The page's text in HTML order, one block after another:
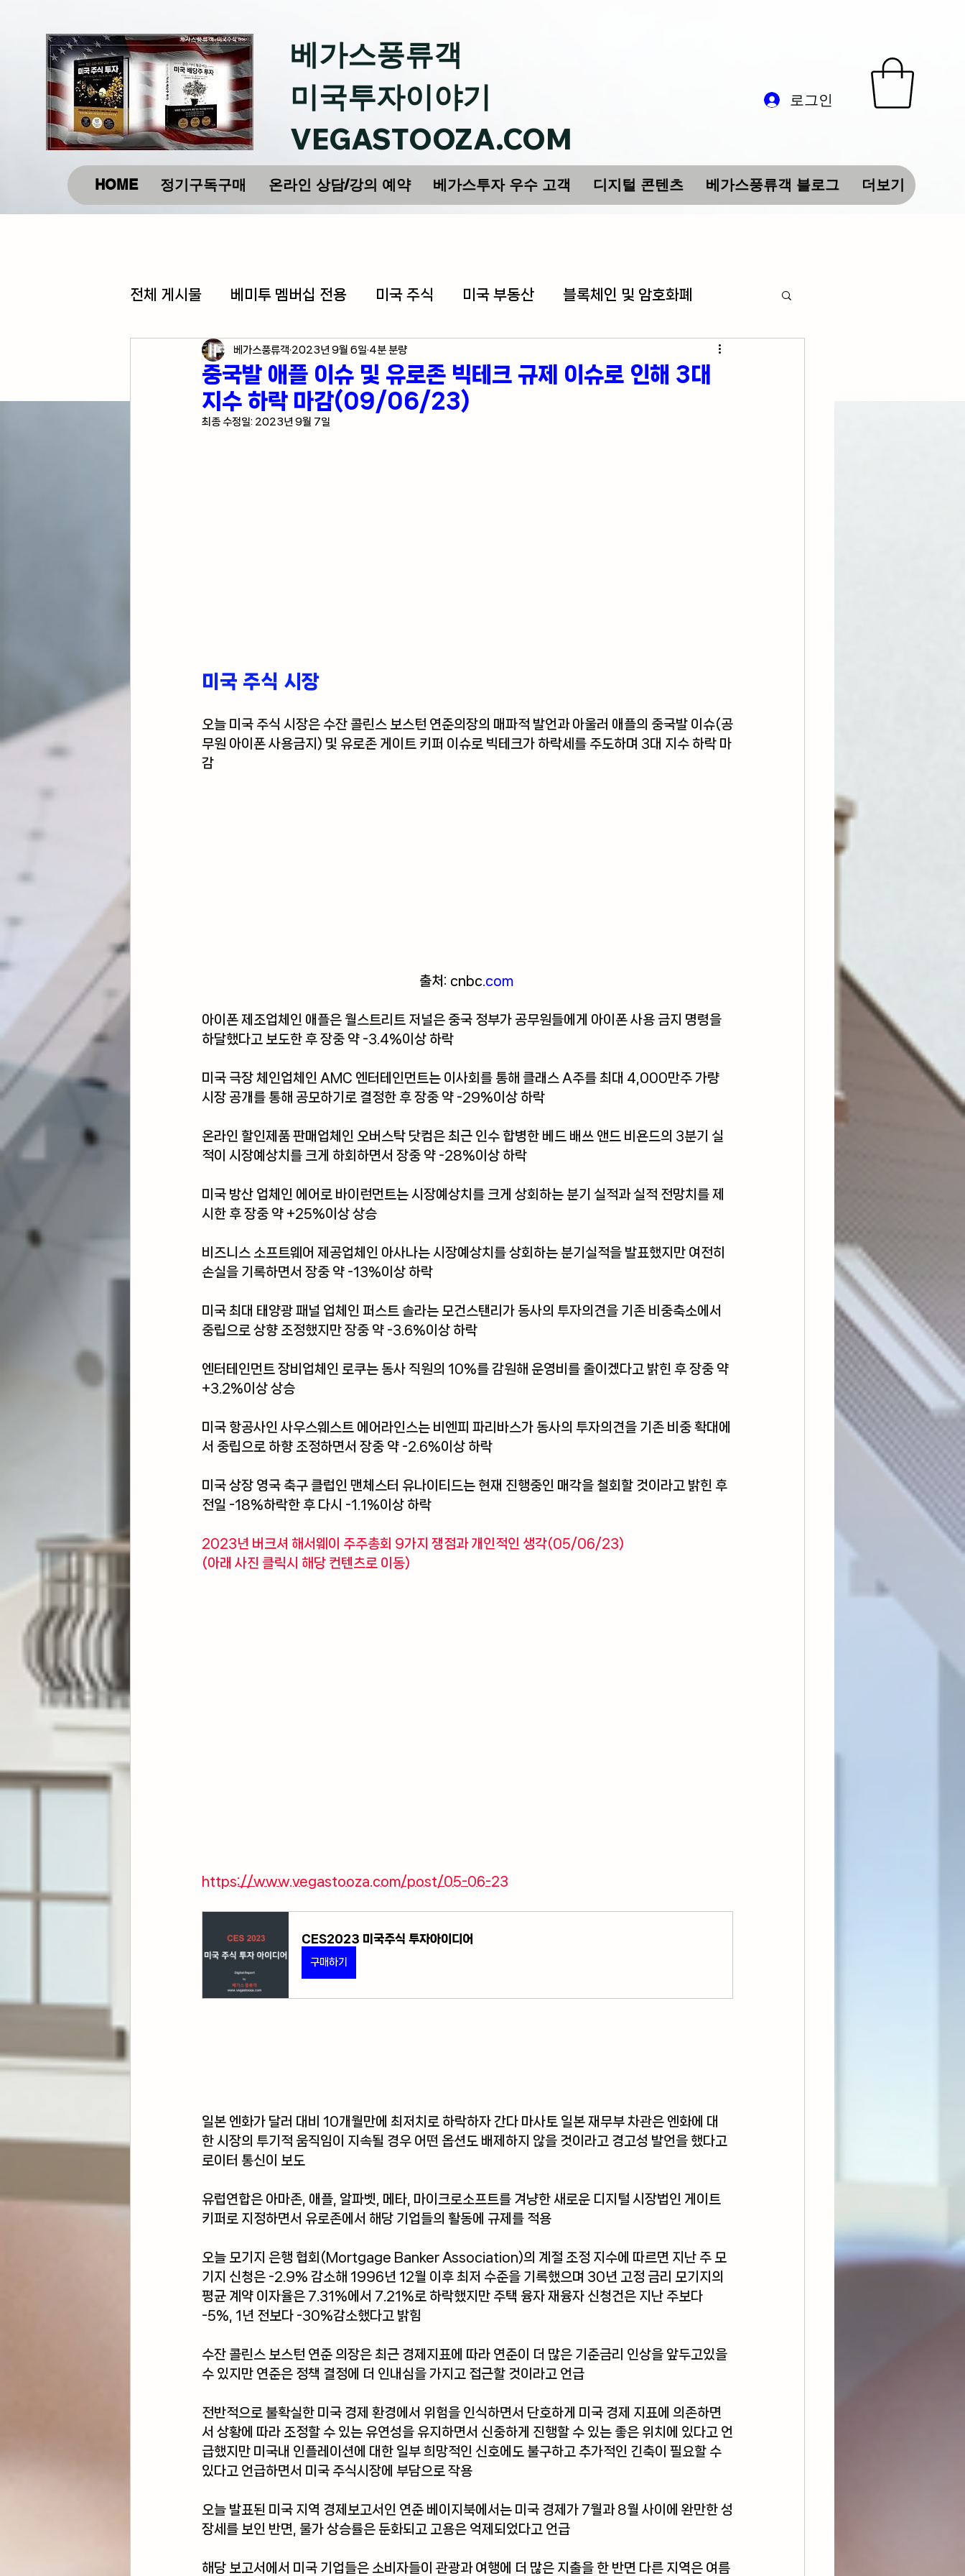
베가스풍류객
미국투자이야기
VEGASTOOZA.COM
로그인
HOME 정기구독구매 온라인 상담/강의 예약 베가스투자 우수 고객 디지털 콘텐츠 베가스풍류객 블로그 더보기
전체 게시물 베미투 멤버십 전용 미국 주식 미국 부동산 블록체인 및 암호화폐
각종 자산 투자 미국 경제 지표 미국 주식 입문 초간단 요리 레시피
미국 여행 정보 전업투자자의 혼잣말
중국발 애플 이슈 및 유로존 빅테크 규제 이슈로 인해 3대
지수 하락 마감(09/06/23)
베가스풍류객 2023년 9월 6일 4분 분량
최종 수정일: 2023년 9월 7일
미국 주식 시장
오늘 미국 주식 시장은 수잔 콜린스 보스턴 연준의장의 매파적 발언과 아울러 애플의 중국발 이슈(공
무원 아이폰 사용금지) 및 유로존 게이트 키퍼 이슈로 빅테크가 하락세를 주도하며 3대 지수 하락 마
감
출처: cnbc.com
아이폰 제조업체인 애플은 월스트리트 저널은 중국 정부가 공무원들에게 아이폰 사용 금지 명령을
하달했다고 보도한 후 장중 약 -3.4%이상 하락
미국 극장 체인업체인 AMC 엔터테인먼트는 이사회를 통해 클래스 A주를 최대 4,000만주 가량
시장 공개를 통해 공모하기로 결정한 후 장중 약 -29%이상 하락
온라인 할인제품 판매업체인 오버스탁 닷컴은 최근 인수 합병한 베드 배쓰 앤드 비욘드의 3분기 실
적이 시장예상치를 크게 하회하면서 장중 약 -28%이상 하락
미국 방산 업체인 에어로 바이런먼트는 시장예상치를 크게 상회하는 분기 실적과 실적 전망치를 제
시한 후 장중 약 +25%이상 상승
비즈니스 소프트웨어 제공업체인 아사나는 시장예상치를 상회하는 분기실적을 발표했지만 여전히
손실을 기록하면서 장중 약 -13%이상 하락
미국 최대 태양광 패널 업체인 퍼스트 솔라는 모건스탠리가 동사의 투자의견을 기존 비중축소에서
중립으로 상향 조정했지만 장중 약 -3.6%이상 하락
엔터테인먼트 장비업체인 로쿠는 동사 직원의 10%를 감원해 운영비를 줄이겠다고 밝힌 후 장중 약
+3.2%이상 상승
미국 항공사인 사우스웨스트 에어라인스는 비엔피 파리바스가 동사의 투자의견을 기존 비중 확대에
서 중립으로 하향 조정하면서 장중 약 -2.6%이상 하락
미국 상장 영국 축구 클럽인 맨체스터 유나이티드는 현재 진행중인 매각을 철회할 것이라고 밝힌 후
전일 -18%하락한 후 다시 -1.1%이상 하락
2023년 버크셔 해서웨이 주주총회 9가지 쟁점과 개인적인 생각(05/06/23)
(아래 사진 클릭시 해당 컨텐츠로 이동)
https://www.vegastooza.com/post/05-06-23
CES2023 미국주식 투자아이디어
구매하기
일본 엔화가 달러 대비 10개월만에 최저치로 하락하자 간다 마사토 일본 재무부 차관은 엔화에 대
한 시장의 투기적 움직임이 지속될 경우 어떤 옵션도 배제하지 않을 것이라고 경고성 발언을 했다고
로이터 통신이 보도
유럽연합은 아마존, 애플, 알파벳, 메타, 마이크로소프트를 겨냥한 새로운 디지털 시장법인 게이트
키퍼로 지정하면서 유로존에서 해당 기업들의 활동에 규제를 적용
오늘 모기지 은행 협회(Mortgage Banker Association)의 계절 조정 지수에 따르면 지난 주 모
기지 신청은 -2.9% 감소해 1996년 12월 이후 최저 수준을 기록했으며 30년 고정 금리 모기지의
평균 계약 이자율은 7.31%에서 7.21%로 하락했지만 주택 융자 재융자 신청건은 지난 주보다
-5%, 1년 전보다 -30%감소했다고 밝힘
수잔 콜린스 보스턴 연준 의장은 최근 경제지표에 따라 연준이 더 많은 기준금리 인상을 앞두고있을
수 있지만 연준은 정책 결정에 더 인내심을 가지고 접근할 것이라고 언급
전반적으로 불확실한 미국 경제 환경에서 위험을 인식하면서 단호하게 미국 경제 지표에 의존하면
서 상황에 따라 조정할 수 있는 유연성을 유지하면서 신중하게 진행할 수 있는 좋은 위치에 있다고 언
급했지만 미국내 인플레이션에 대한 일부 희망적인 신호에도 불구하고 추가적인 긴축이 필요할 수
있다고 언급하면서 미국 주식시장에 부담으로 작용
오늘 발표된 미국 지역 경제보고서인 연준 베이지북에서는 미국 경제가 7월과 8월 사이에 완만한 성
장세를 보인 반면, 물가 상승률은 둔화되고 고용은 억제되었다고 언급
해당 보고서에서 미국 기업들은 소비자들이 관광과 여행에 더 많은 지출을 한 반면 다른 지역은 여름